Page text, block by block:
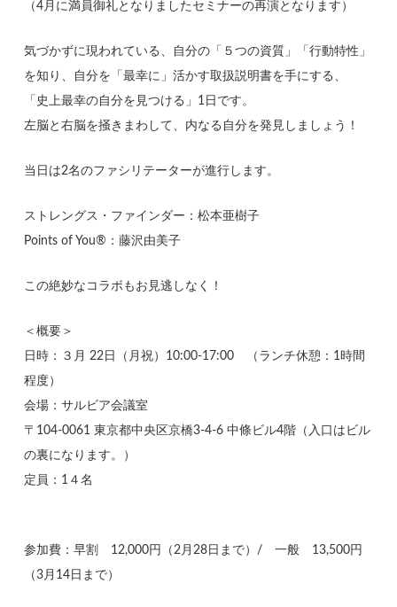
（4月に満員御礼となりましたセミナーの再演となります）
気づかずに現われている、自分の「５つの資質」「行動特性」
を知り、自分を「最幸に」活かす取扱説明書を手にする、
「史上最幸の自分を見つける」1日です。
左脳と右脳を掻きまわして、内なる自分を発見しましょう！
当日は2名のファシリテーターが進行します。
ストレングス・ファインダー：松本亜樹子
Points of You®：藤沢由美子
この絶妙なコラボもお見逃しなく！
＜概要＞
日時：３月 22日（月祝）10:00-17:00 （ランチ休憩：1時間
程度）
会場：サルビア会議室
〒104-0061 東京都中央区京橋3-4-6 中條ビル4階（入口はビル
の裏になります。）
定員：1４名
参加費：早割 12,000円（2月28日まで）/ 一般 13,500円
（3月14日まで）